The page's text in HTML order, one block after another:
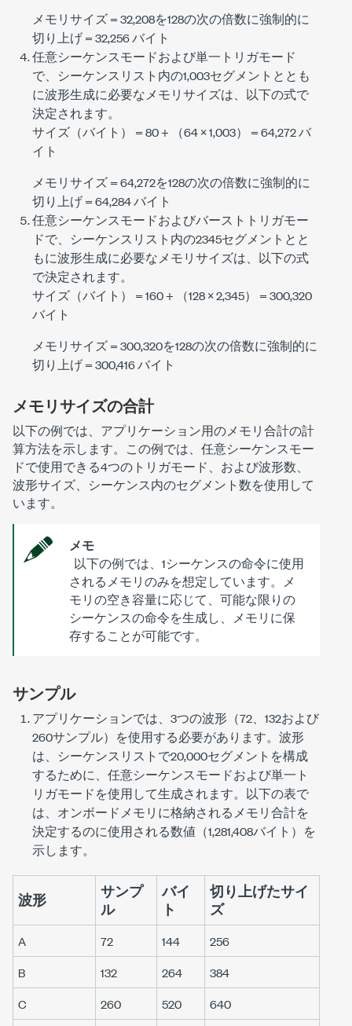
メモリサイズ = 32,208を128の次の倍数に強制的に
切り上げ = 32,256 バイト
任意シーケンスモードおよび単一トリガモード
で、シーケンスリスト内の1,003セグメントととも
に波形生成に必要なメモリサイズは、以下の式で
決定されます。
サイズ（バイト） = 80 + （64 × 1,003） = 64,272 バ
イト
メモリサイズ = 64,272を128の次の倍数に強制的に
切り上げ = 64,284 バイト
任意シーケンスモードおよびバーストトリガモー
ドで、シーケンスリスト内の2345セグメントとと
もに波形生成に必要なメモリサイズは、以下の式
で決定されます。
サイズ（バイト） = 160 + （128 × 2,345） = 300,320
バイト
メモリサイズ = 300,320を128の次の倍数に強制的に
切り上げ = 300,416 バイト
メモリサイズの合計
以下の例では、アプリケーション用のメモリ合計の計
算方法を示します。この例では、任意シーケンスモー
ドで使用できる4つのトリガモード、および波形数、
波形サイズ、シーケンス内のセグメント数を使用して
います。
メモ
以下の例では、1シーケンスの命令に使用
されるメモリのみを想定しています。メ
モリの空き容量に応じて、可能な限りの
シーケンスの命令を生成し、メモリに保
存することが可能です。
サンプル
アプリケーションでは、3つの波形（72、132および
260サンプル）を使用する必要があります。波形
は、シーケンスリストで20,000セグメントを構成
するために、任意シーケンスモードおよび単一ト
リガモードを使用して生成されます。以下の表で
は、オンボードメモリに格納されるメモリ合計を
決定するのに使用される数値（1,281,408バイト）を
示します。
波形
サンプ
ル
バイ
ト
切り上げたサイ
ズ
A 72 144
256
B
132 264
384
C
260 520
640